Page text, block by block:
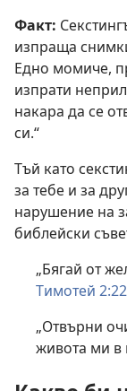
Факт:
изпраща
Едно момиче,
изпрати
накара да се
си.“
Тъй като
за тебе и за
нарушение на
библейски
„Бягай от
Тимотей 2:22
„Отвърни
живота ми в